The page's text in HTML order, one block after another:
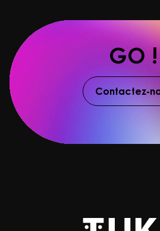
GO !
Contactez-